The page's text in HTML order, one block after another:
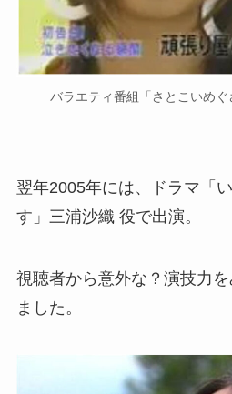
バラエティ番組「さとこいめ
翌年2005年には、ドラマ「
す」三浦沙織 役で出演。
視聴者から意外な？演技力
ました。